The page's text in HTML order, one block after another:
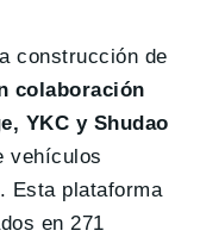
construcción de
colaboración
YKC y Shudao
vehículos
Esta plataforma
en 271